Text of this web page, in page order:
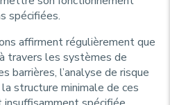
spécifiées.
affirment régulièrement que
travers les systèmes de
barrières, l’analyse de risque
structure minimale de ces